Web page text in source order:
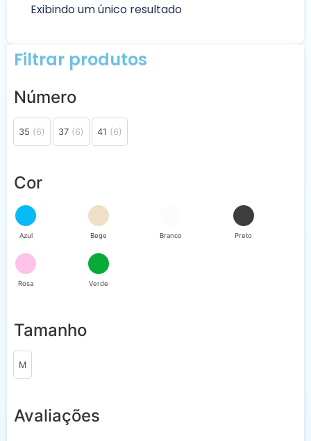
Exibindo um único resultado
Filtrar produtos
Número
35 (6) 37 (6) 41 (6)
Cor
Azul Bege Branco Preto
Rosa Verde
Tamanho
M
Avaliações